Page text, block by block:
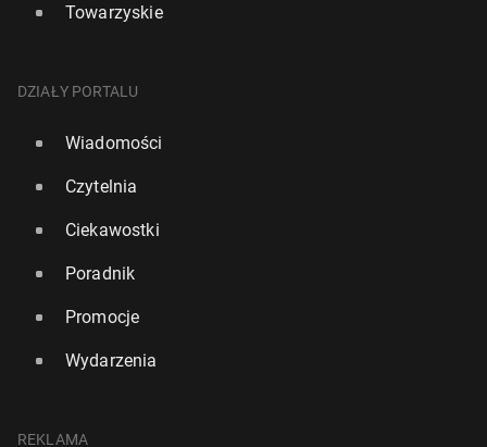
Towarzyskie
DZIAŁY PORTALU
Wiadomości
Czytelnia
Ciekawostki
Poradnik
Promocje
Wydarzenia
REKLAMA